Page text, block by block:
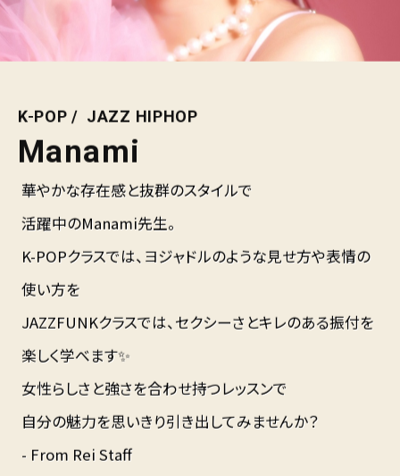
K-POP JAZZ HIPHOP
Manami
華やかな存在感と抜群のスタイルで
活躍中のManami先生。
K-POPクラスでは、ヨジャドルのような見せ方や表情の
使い方を
JAZZFUNKクラスでは、セクシーさとキレのある振付を
楽しく学べます✨
女性らしさと強さを合わせ持つレッスンで
自分の魅力を思いきり引き出してみませんか？
- From Rei Staff